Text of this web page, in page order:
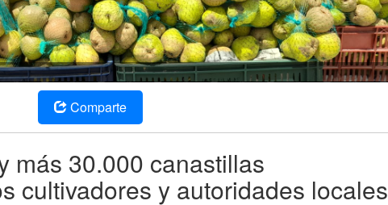
Comparte
más 30.000 canastillas
cultivadores y autoridades locales